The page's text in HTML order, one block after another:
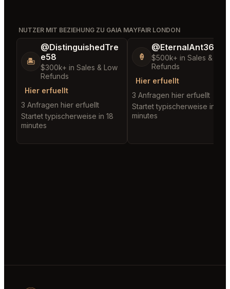
NUTZER MIT BEZIEHUNG ZU GAIA MAYFAIR LONDON
🏝️
@DistinguishedTre
e58
$300k+ in Sales & Low
Refunds
Hier erfuellt
3 Anfragen hier erfuellt
Startet typischerweise in 18
minutes
🍦
@EternalAnt36
$500k+ in Sales & Low
Refunds
Hier erfuellt
3 Anfragen hier erfuellt
Startet typischerweise in 11
minutes